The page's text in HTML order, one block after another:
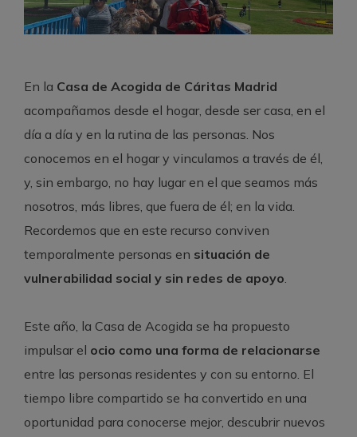
En la Casa de Acogida de Cáritas Madrid
acompañamos desde el hogar, desde ser casa, en el
día a día y en la rutina de las personas. Nos
conocemos en el hogar y vinculamos a través de él,
y, sin embargo, no hay lugar en el que seamos más
nosotros, más libres, que fuera de él; en la vida.
Recordemos que en este recurso conviven
temporalmente personas en situación de
vulnerabilidad social y sin redes de apoyo.
Este año, la Casa de Acogida se ha propuesto
impulsar el ocio como una forma de relacionarse
entre las personas residentes y con su entorno. El
tiempo libre compartido se ha convertido en una
oportunidad para conocerse mejor, descubrir nuevos